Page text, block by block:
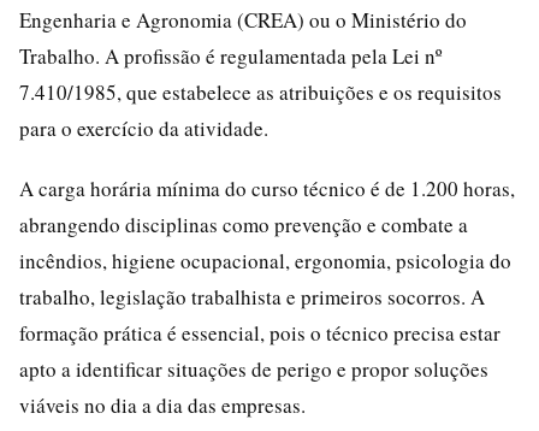
Engenharia e Agronomia (CREA) ou o Ministério do
Trabalho. A profissão é regulamentada pela Lei nº
7.410/1985, que estabelece as atribuições e os requisitos
para o exercício da atividade.
A carga horária mínima do curso técnico é de 1.200 horas,
abrangendo disciplinas como prevenção e combate a
incêndios, higiene ocupacional, ergonomia, psicologia do
trabalho, legislação trabalhista e primeiros socorros. A
formação prática é essencial, pois o técnico precisa estar
apto a identificar situações de perigo e propor soluções
viáveis no dia a dia das empresas.